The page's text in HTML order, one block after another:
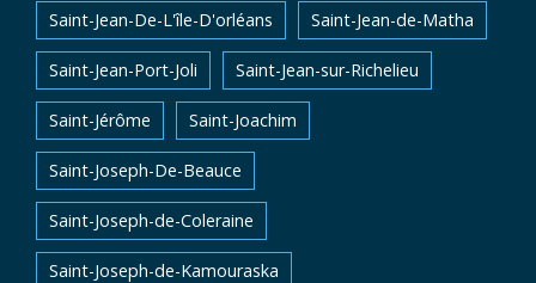
Saint-Jean-De-L'île-D'orléans Saint-Jean-de-Matha
Saint-Jean-Port-Joli Saint-Jean-sur-Richelieu
Saint-Jérôme Saint-Joachim
Saint-Joseph-De-Beauce
Saint-Joseph-de-Coleraine
Saint-Joseph-de-Kamouraska